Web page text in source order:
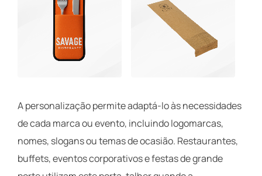
A personalização permite adaptá-lo às necessidades
de cada marca ou evento, incluindo logomarcas,
nomes, slogans ou temas de ocasião. Restaurantes,
buffets, eventos corporativos e festas de grande